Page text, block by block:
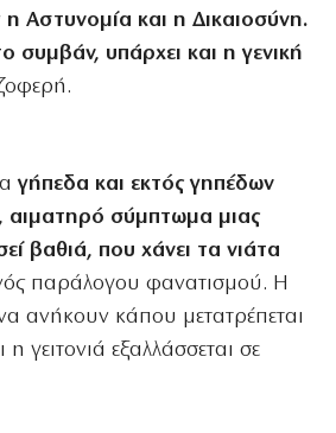
η Αστυνομία και η Δικαιοσύνη.
υπάρχει και η γενική
γήπεδα και εκτός γηπέδων
αιματηρό σύμπτωμα μιας
βαθιά, που χάνει τα νιάτα
παράλογου φανατισμού. Η
ανήκουν κάπου μετατρέπεται
γειτονιά εξαλλάσσεται σε